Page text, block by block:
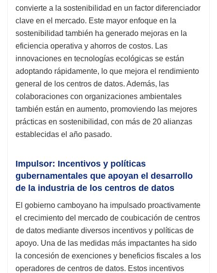
convierte a la sostenibilidad en un factor diferenciador
clave en el mercado. Este mayor enfoque en la
sostenibilidad también ha generado mejoras en la
eficiencia operativa y ahorros de costos. Las
innovaciones en tecnologías ecológicas se están
adoptando rápidamente, lo que mejora el rendimiento
general de los centros de datos. Además, las
colaboraciones con organizaciones ambientales
también están en aumento, promoviendo las mejores
prácticas en sostenibilidad, con más de 20 alianzas
establecidas el año pasado.
Impulsor: Incentivos y políticas
gubernamentales que apoyan el desarrollo
de la industria de los centros de datos
El gobierno camboyano ha impulsado proactivamente
el crecimiento del mercado de coubicación de centros
de datos mediante diversos incentivos y políticas de
apoyo. Una de las medidas más impactantes ha sido
la concesión de exenciones y beneficios fiscales a los
operadores de centros de datos. Estos incentivos